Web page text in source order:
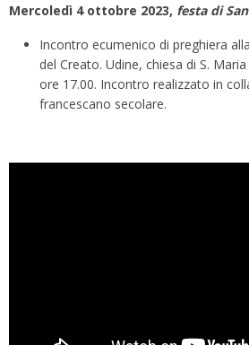
Mercoledì 4 ottobre 2023, festa di
Incontro ecumenico di preghiera
del Creato. Udine, chiesa di S.
ore 17.00. Incontro realizzato in
francescano secolare.